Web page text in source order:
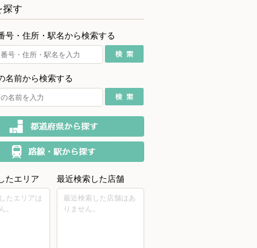
探す
号・住所・駅名から検索する
名前から検索する
たエリア
たエリアは
。
最近検索した店舗
最近検索した店舗はあ
りません。